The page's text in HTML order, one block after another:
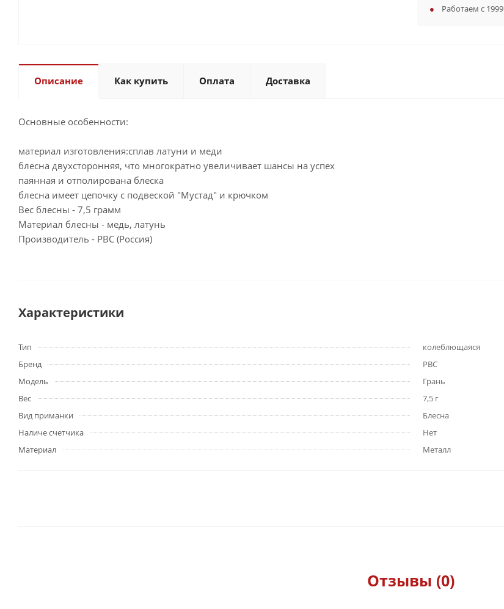
Работаем с
Описание Как купить Оплата Доставка
Основные особенности:
материал изготовления:сплав латуни и меди
блесна двухсторонняя, что многократно увеличивает шансы на успех
паянная и отполирована блеска
блесна имеет цепочку с подвеской "Мустад" и крючком
Вес блесны - 7,5 грамм
Материал блесны - медь, латунь
Производитель - РВС (Россия)
Характеристики
Тип
колеблющаяся
Бренд
РВС
Модель
Грань
Вес
7,5 г
Вид приманки
Блесна
Наличе счетчика
Нет
Материал
Металл
Отзывы (0)